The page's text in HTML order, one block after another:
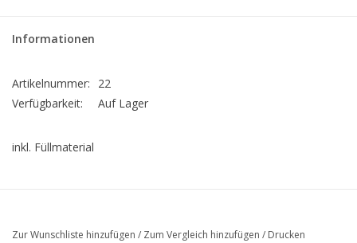
Informationen
Artikelnummer:
22
Verfügbarkeit:
Auf Lager
inkl. Füllmaterial
Zur Wunschliste hinzufügen / Zum Vergleich hinzufügen / Drucken